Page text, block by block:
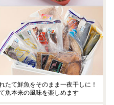
たて鮮魚をそのまま一夜干しに！
魚本来の風味を楽しめます